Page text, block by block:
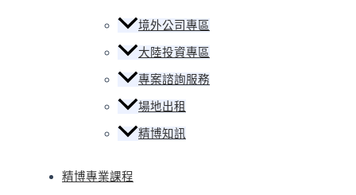
境外公司專區
大陸投資專區
專案諮詢服務
場地出租
精博知訊
精博專業課程